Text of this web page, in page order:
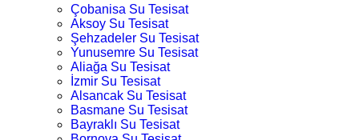
Çobanisa Su Tesisat
Aksoy Su Tesisat
Şehzadeler Su Tesisat
Yunusemre Su Tesisat
Aliağa Su Tesisat
İzmir Su Tesisat
Alsancak Su Tesisat
Basmane Su Tesisat
Bayraklı Su Tesisat